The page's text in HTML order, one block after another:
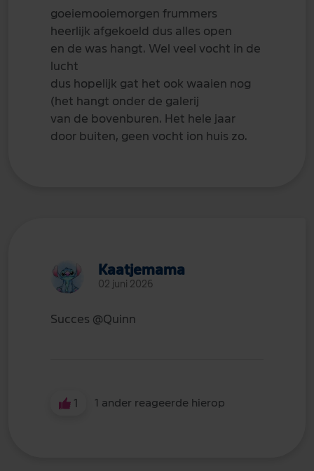
goeiemooiemorgen frummers
heerlijk afgekoeld dus alles open
en de was hangt. Wel veel vocht in de
lucht
dus hopelijk gat het ook waaien nog
(het hangt onder de galerij
van de bovenburen. Het hele jaar
door buiten, geen vocht ion huis zo.
Kaatjemama
02 juni 2026
Succes @Quinn
1 1 ander reageerde hierop